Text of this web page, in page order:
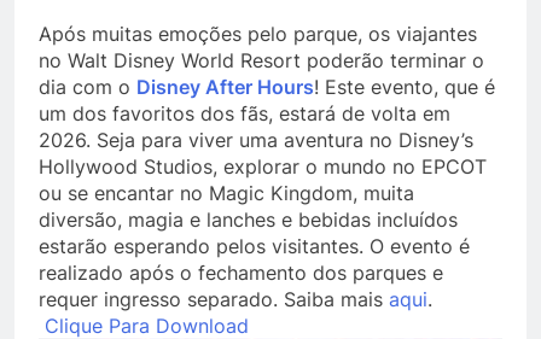
Após muitas emoções pelo parque, os viajantes
no Walt Disney World Resort poderão terminar o
dia com o Disney After Hours! Este evento, que é
um dos favoritos dos fãs, estará de volta em
2026. Seja para viver uma aventura no Disney’s
Hollywood Studios, explorar o mundo no EPCOT
ou se encantar no Magic Kingdom, muita
diversão, magia e lanches e bebidas incluídos
estarão esperando pelos visitantes. O evento é
realizado após o fechamento dos parques e
requer ingresso separado. Saiba mais aqui.
Clique Para Download